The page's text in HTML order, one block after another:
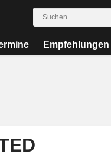
Empfehlungen